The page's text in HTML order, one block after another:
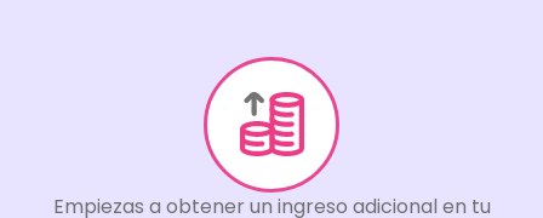
Empiezas a obtener un ingreso adicional en tu